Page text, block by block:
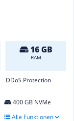
16 GB
RAM
DDoS Protection
400 GB NVMe
Alle Funktionen